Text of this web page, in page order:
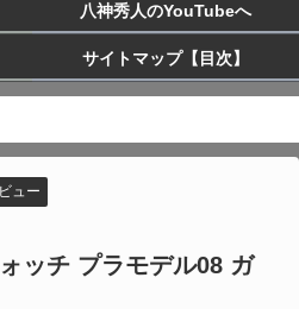
八神秀人のYouTubeへ
サイトマップ【目次】
ュー
ッチ プラモデル08 ガ